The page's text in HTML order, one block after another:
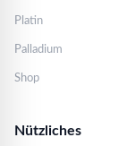
Platin
Palladium
Shop
Nützliches